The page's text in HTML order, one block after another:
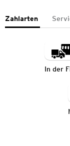
Zahlarten
In der